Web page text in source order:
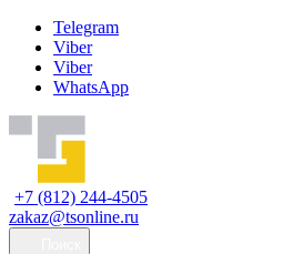
Telegram
Viber
Viber
WhatsApp
+7 (812) 244-4505
zakaz@tsonline.ru